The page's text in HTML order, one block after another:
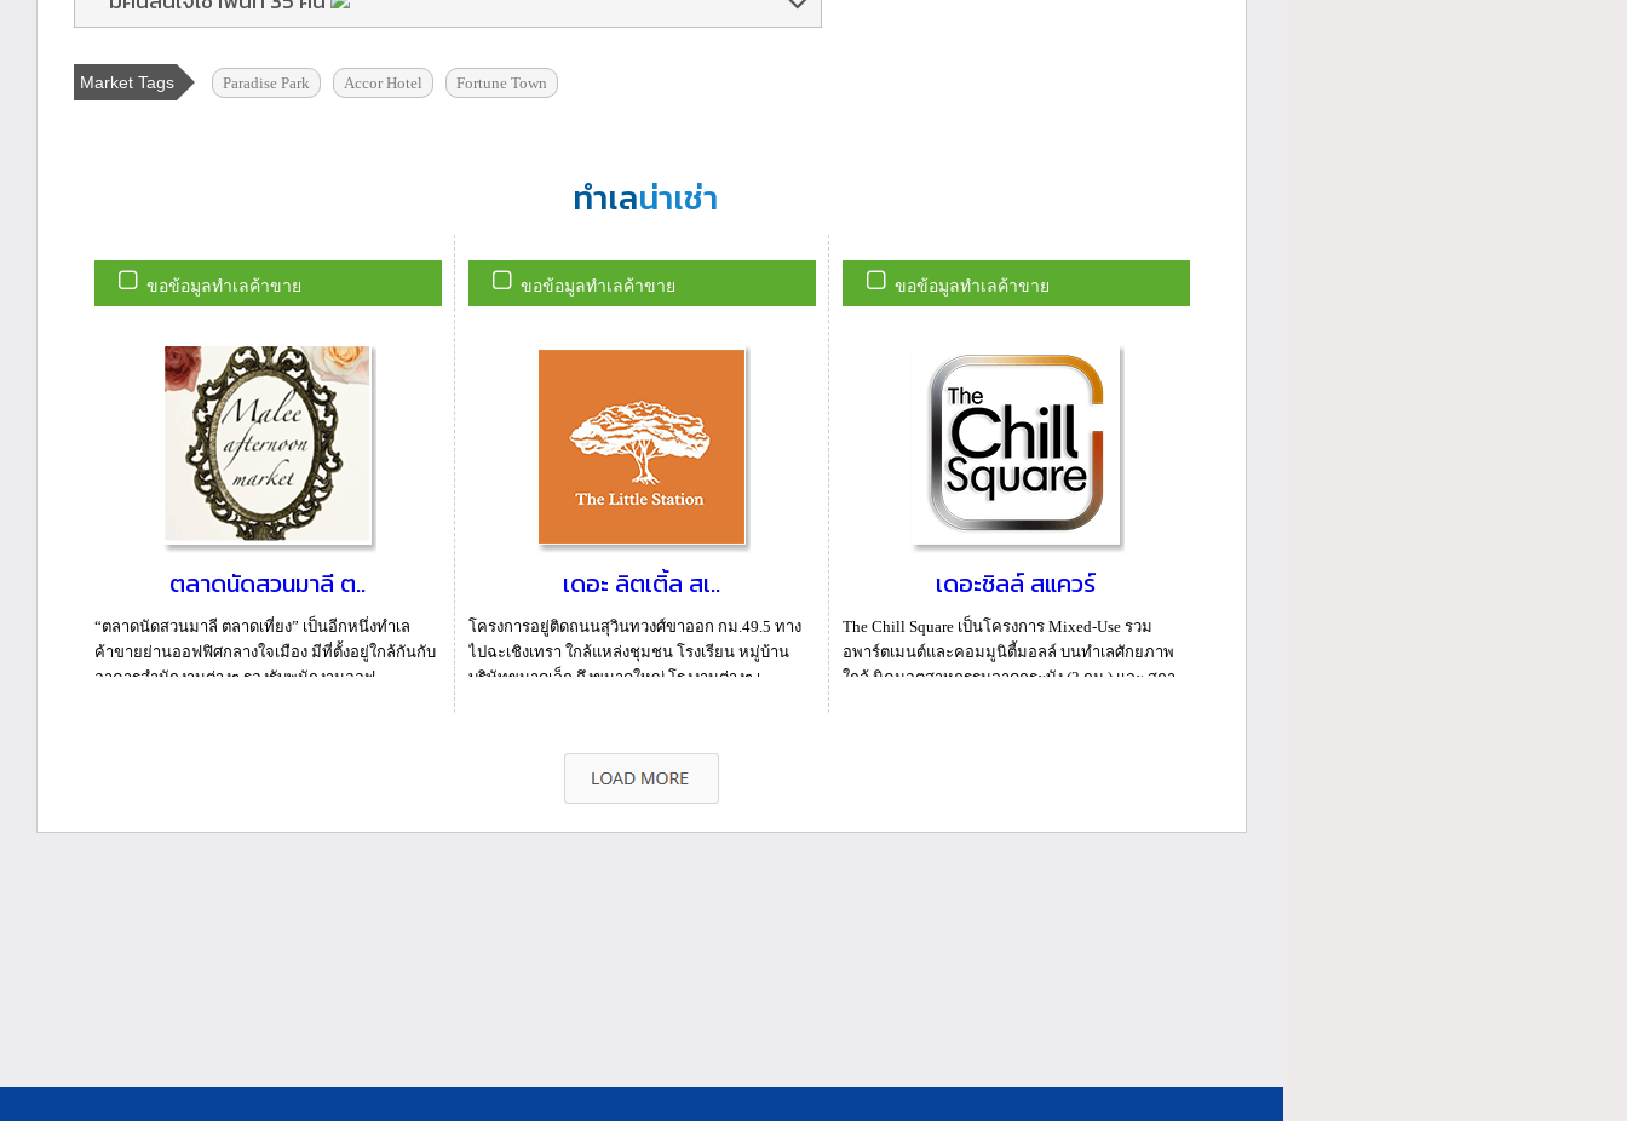
Market Tags Paradise Park Accor Hotel Fortune Town
ทำเลน่าเช่า
ขอข้อมูลทำเลค้าขาย
ตลาดนัดสวนมาลี ต..
“ตลาดนัดสวนมาลี ตลาดเที่ยง” เป็นอีกหนึ่งทำเล
ค้าขายย่านออฟฟิศกลางใจเมือง มีที่ตั้งอยู่ใกล้กันกับ
อาคารสำนักงานต่างๆ รองรับพนักงานออฟ...
ขอข้อมูลทำเลค้าขาย
เดอะ ลิตเติ้ล สเ..
โครงการอยู่ติดถนนสุวินทวงศ์ขาออก กม.49.5 ทาง
ไปฉะเชิงเทรา ใกล้แหล่งชุมชน โรงเรียน หมู่บ้าน
บริษัทขนาดเล็ก ถึงขนาดใหญ่ โรงงานต่างๆ เ...
ขอข้อมูลทำเลค้าขาย
เดอะชิลล์ สแควร์
The Chill Square เป็นโครงการ Mixed-Use รวม
อพาร์ตเมนต์และคอมมูนิตี้มอลล์ บนทำเลศักยภาพ
ใกล้ นิคมอุตสาหกรรมลาดกระบัง (2 กม.) และ สถา...